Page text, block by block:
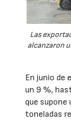
Las
alcanzaron
En junio de
un 9 %,
que supone
toneladas